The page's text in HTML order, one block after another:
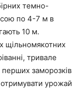
темно-
по 4-7 м в
10 м.
щільномякотних
тривале
заморозків
урожай